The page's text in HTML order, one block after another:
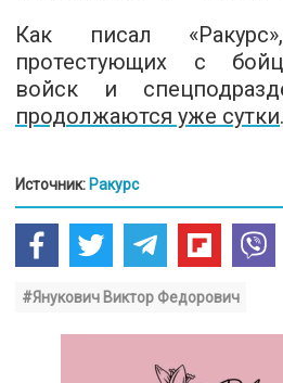
Как писал
протестующих с
войск и
продолжаются уже сутки.
Источник: Ракурс
#Янукович Виктор Федорович